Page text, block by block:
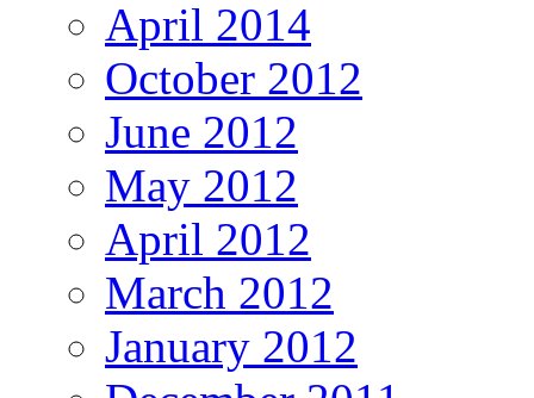
April 2014
October 2012
June 2012
May 2012
April 2012
March 2012
January 2012